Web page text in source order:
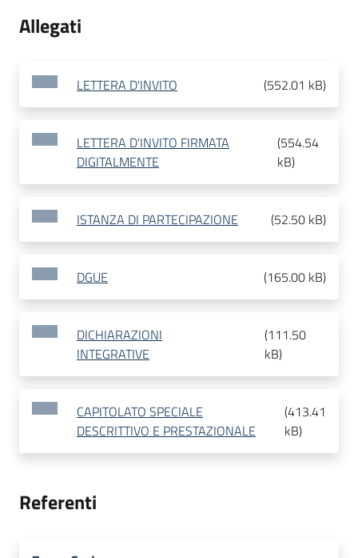
Allegati
LETTERA D'INVITO (552.01 kB)
LETTERA D'INVITO FIRMATA
DIGITALMENTE
(554.54
kB)
ISTANZA DI PARTECIPAZIONE (52.50 kB)
DGUE (165.00 kB)
DICHIARAZIONI
INTEGRATIVE
(111.50
kB)
CAPITOLATO SPECIALE
DESCRITTIVO E PRESTAZIONALE
(413.41
kB)
Referenti